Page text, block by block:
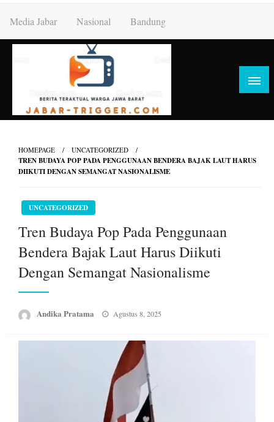
content
Media Jabar Nasional Bandung
HOMEPAGE UNCATEGORIZED
TREN BUDAYA POP PADA PENGGUNAAN BENDERA BAJAK LAUT HARUS
DIIKUTI DENGAN SEMANGAT NASIONALISME
UNCATEGORIZED
Tren Budaya Pop Pada Penggunaan
Bendera Bajak Laut Harus Diikuti
Dengan Semangat Nasionalisme
Andika Pratama
Posted
Agustus 8, 2025